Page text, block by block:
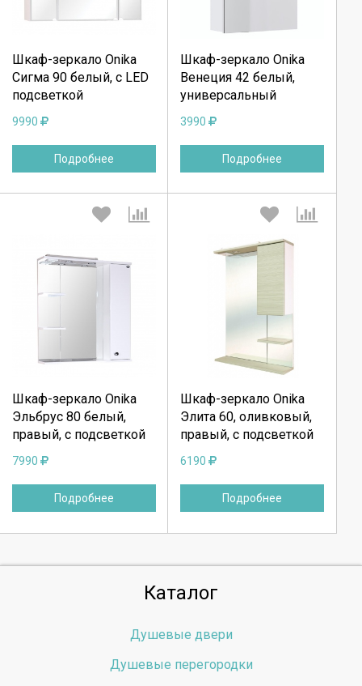
Шкаф-зеркало Onika
Сигма 90 белый, c LED
подсветкой
9990
Подробнее
Продолжить
Отмена
Шкаф-зеркало Onika
Венеция 42 белый,
универсальный
3990
Подробнее
Продолжить
Отмена
Шкаф-зеркало Onika
Эльбрус 80 белый,
правый, с подсветкой
7990
Подробнее
Продолжить
Отмена
Шкаф-зеркало Onika
Элита 60, оливковый,
правый, с подсветкой
6190
Подробнее
Выберите количество:
Продолжить
Отмена
Каталог
Душевые двери
Душевые перегородки